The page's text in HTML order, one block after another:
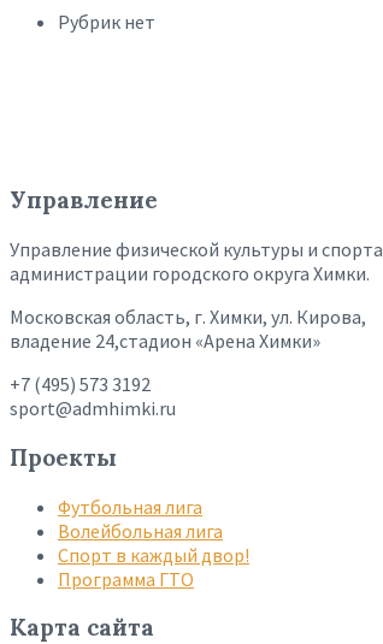
Рубрик нет
Управление
Управление физической культуры и спорта
администрации городского округа Химки.
Московская область, г. Химки, ул. Кирова,
владение 24,стадион «Арена Химки»
+7 (495) 573 3192
sport@admhimki.ru
Проекты
Футбольная лига
Волейбольная лига
Спорт в каждый двор!
Программа ГТО
Карта сайта